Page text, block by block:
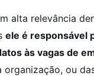
alta relevância
ele é responsável
às vagas de
ou